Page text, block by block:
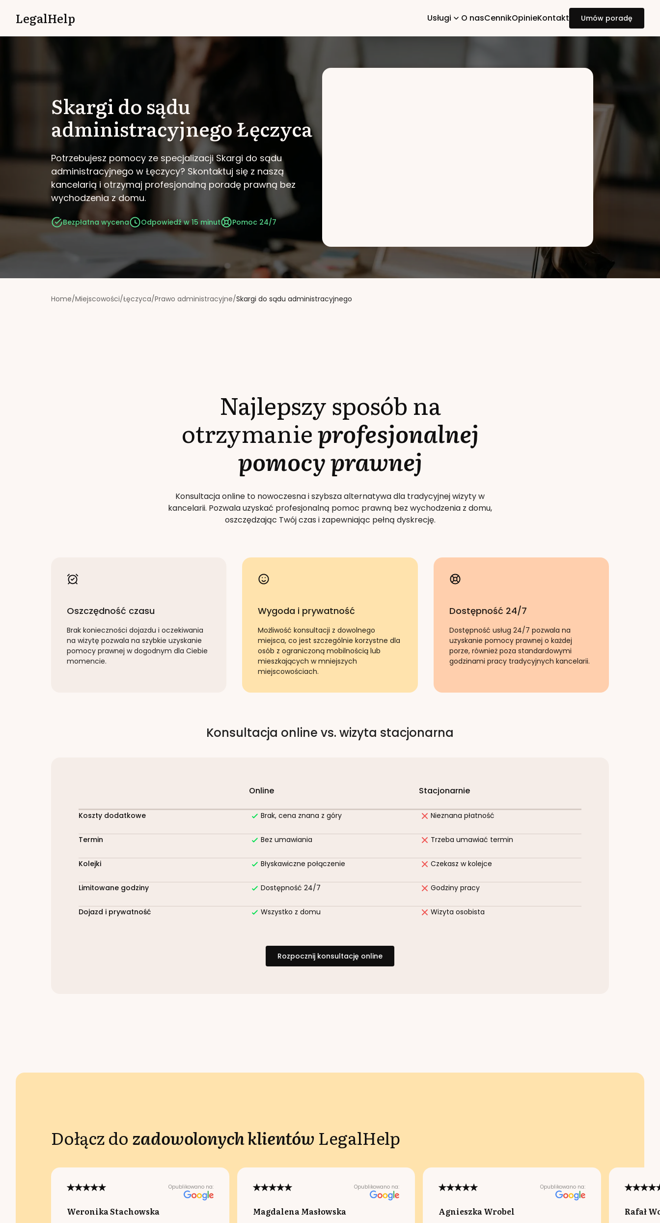
LegalHelp Usługi O nasCennikOpinieKontakt Umów poradę
Skargi do sądu
administracyjnegoŁęczyca
Potrzebujesz pomocy ze specjalizacji Skargi do sądu
administracyjnego w Łęczycy? Skontaktuj się z naszą
kancelarią i otrzymaj profesjonalną poradę prawną bez
wychodzenia z domu.
Bezpłatna wycena Odpowiedź w 15 minut Pomoc 24/7
Home/Miejscowości/Łęczyca/Prawo administracyjne/Skargi do sądu administracyjnego
Najlepszy sposób na
otrzymanieprofesjonalnej
pomocy prawnej
Konsultacja online to nowoczesna i szybsza alternatywa dla tradycyjnej wizyty w
kancelarii. Pozwala uzyskać profesjonalną pomoc prawną bez wychodzenia z domu,
oszczędzając Twój czas i zapewniając pełną dyskrecję.
Oszczędność czasu
Brak konieczności dojazdu i oczekiwania
na wizytę pozwala na szybkie uzyskanie
pomocy prawnej w dogodnym dla Ciebie
momencie.
Wygoda i prywatność
Możliwość konsultacji z dowolnego
miejsca, co jest szczególnie korzystne dla
osób z ograniczoną mobilnością lub
mieszkających w mniejszych
miejscowościach.
Dostępność 24/7
Dostępność usług 24/7 pozwala na
uzyskanie pomocy prawnej o każdej
porze, również poza standardowymi
godzinami pracy tradycyjnych kancelarii.
Konsultacja online vs. wizyta stacjonarna
Online Stacjonarnie
Koszty dodatkowe Brak, cena znana z góry Nieznana płatność
Termin Bez umawiania Trzeba umawiać termin
Kolejki Błyskawiczne połączenie Czekasz w kolejce
Limitowane godziny Dostępność 24/7 Godziny pracy
Dojazd i prywatność Wszystko z domu Wizyta osobista
Rozpocznij konsultację online
Dołącz do zadowolonych klientów LegalHelp
Opublikowano na:
Weronika Stachowska
Opublikowano na:
Magdalena Masłowska
Opublikowano na:
Agnieszka Wrobel Rafał